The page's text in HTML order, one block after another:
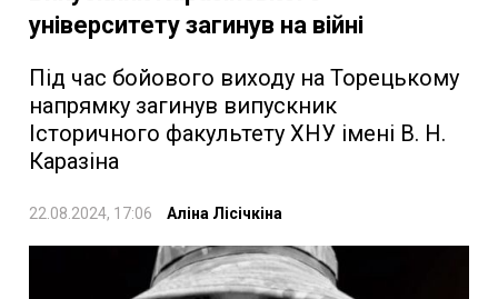
університету загинув на війні
Під час бойового виходу на Торецькому
напрямку загинув випускник
Історичного факультету ХНУ імені В. Н.
Каразіна
22.08.2024, 17:06 Аліна Лісічкіна